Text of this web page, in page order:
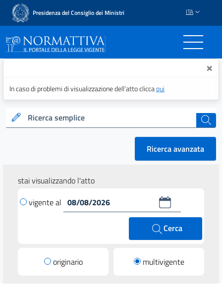
Presidenza del Consiglio dei Ministri ITA
Normattiva - Il portale ×
In caso di problemi di visualizzazione dell’atto cliccaqui
Ricerca semplice cerca
Ricerca avanzata
stai visualizzando l'atto
vigente al
Cerca
originario multivigente